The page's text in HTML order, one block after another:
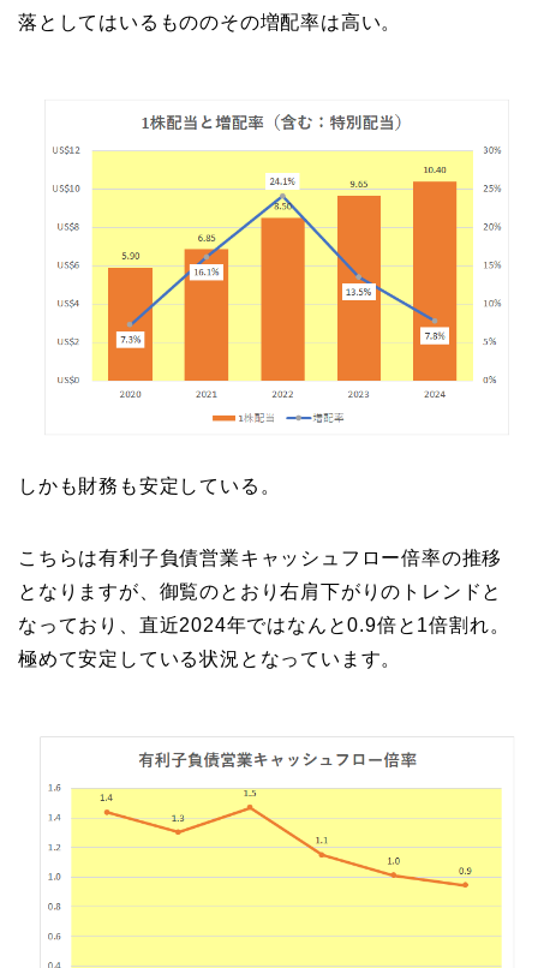
落としてはいるもののその増配率は高い。
しかも財務も安定している。
こちらは有利子負債営業キャッシュフロー倍率の推移
となりますが、御覧のとおり右肩下がりのトレンドと
なっており、直近2024年ではなんと0.9倍と1倍割れ。
極めて安定している状況となっています。